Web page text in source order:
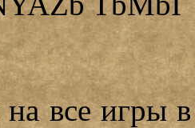
все игры